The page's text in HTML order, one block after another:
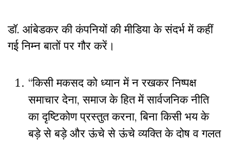
डॉ. आंबेडकर की कंपनियों की मीडिया के संदर्भ में कहीं
गई निम्न बातों पर गौर करें।
“किसी मकसद को ध्यान में न रखकर निष्पक्ष
समाचार देना,समाज के हित में सार्वजनिक नीति
का दृष्टिकोण प्रस्तुत करना,बिना किसी भय के
बड़े से बड़े और ऊंचे से ऊंचे व्यक्ति के दोष व गलत